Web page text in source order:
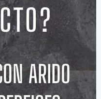
ARIDO